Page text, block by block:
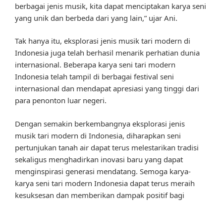
berbagai jenis musik, kita dapat menciptakan karya seni
yang unik dan berbeda dari yang lain,” ujar Ani.
Tak hanya itu, eksplorasi jenis musik tari modern di
Indonesia juga telah berhasil menarik perhatian dunia
internasional. Beberapa karya seni tari modern
Indonesia telah tampil di berbagai festival seni
internasional dan mendapat apresiasi yang tinggi dari
para penonton luar negeri.
Dengan semakin berkembangnya eksplorasi jenis
musik tari modern di Indonesia, diharapkan seni
pertunjukan tanah air dapat terus melestarikan tradisi
sekaligus menghadirkan inovasi baru yang dapat
menginspirasi generasi mendatang. Semoga karya-
karya seni tari modern Indonesia dapat terus meraih
kesuksesan dan memberikan dampak positif bagi